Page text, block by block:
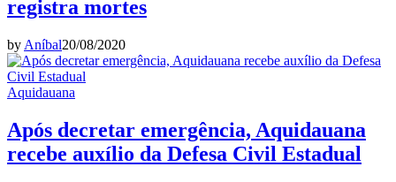
registra mortes
by Aníbal20/08/2020
Aquidauana
Após decretar emergência, Aquidauana
recebe auxílio da Defesa Civil Estadual